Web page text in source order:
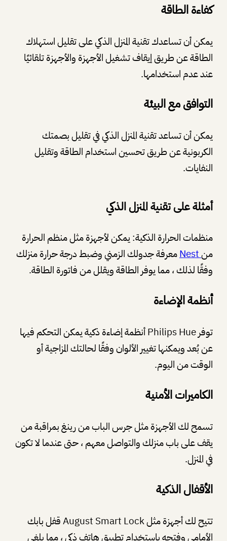
كفاءة الطاقة
يمكن أن تساعدك تقنية المنزل الذكي على تقليل استهلاك
الطاقة عن طريق إيقاف تشغيل الأجهزة والأجهزة تلقائيًا
عند عدم استخدامها.
التوافق مع البيئة
يمكن أن تساعد تقنية المنزل الذكي في تقليل بصمتك
الكربونية عن طريق تحسين استخدام الطاقة وتقليل
النفايات.
أمثلة على تقنية المنزل الذكي
منظمات الحرارة الذكية: يمكن لأجهزة مثل منظم الحرارة
منNest
معرفة جدولك الزمني وضبط درجة حرارة منزلك
وفقًا لذلك ، مما يوفر الطاقة ويقلل من فاتورة الطاقة.
أنظمة الإضاءة
توفر Philips Hue أنظمة إضاءة ذكية يمكن التحكم فيها
عن بُعد ويمكنها تغيير الألوان وفقًا لحالتك المزاجية أو
الوقت من اليوم.
الكاميرات الأمنية
تسمح لك الأجهزة مثل جرس الباب من رينغ بمراقبة من
يقف على باب منزلك والتواصل معهم ، حتى عندما لا تكون
في المنزل.
الأقفال الذكية
تتيح لك أجهزة مثل August Smart Lock قفل بابك
الأمامي وفتحه باستخدام تطبيق هاتف ذكي ، مما يلغي